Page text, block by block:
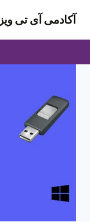
محتوا
آکادمی آی تی